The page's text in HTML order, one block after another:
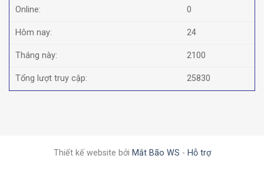
Online: 0
Hôm nay: 24
Tháng này: 2100
Tổng lượt truy cập: 25830
Thiết kế website bởi Mắt Bão WS - Hỗ trợ